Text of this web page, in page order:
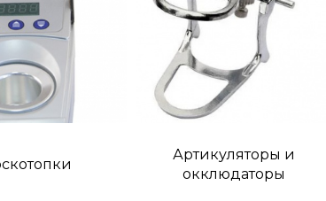
Артикуляторы и
окклюдаторы